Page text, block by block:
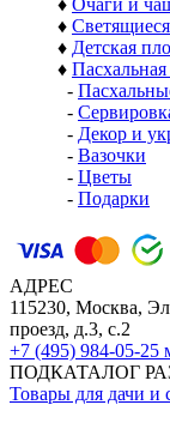
♦ Очаги и
♦
♦ Детская
♦
-
-
- Декор и
- Вазочки
- Цветы
- Подарки
АДРЕС
115230, Москва,
проезд, д.3, с.2
+7 (495) 984-05-25
ПОДКАТАЛОГ
Товары для дачи и